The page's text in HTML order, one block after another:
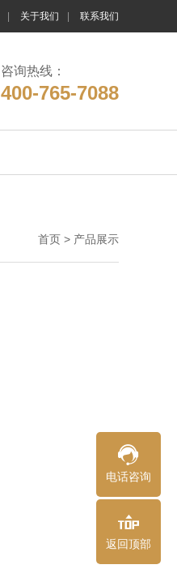
关于我们 联系我们
咨询热线：
400-765-7088
首页 > 产品展示

电话咨询

返回顶部